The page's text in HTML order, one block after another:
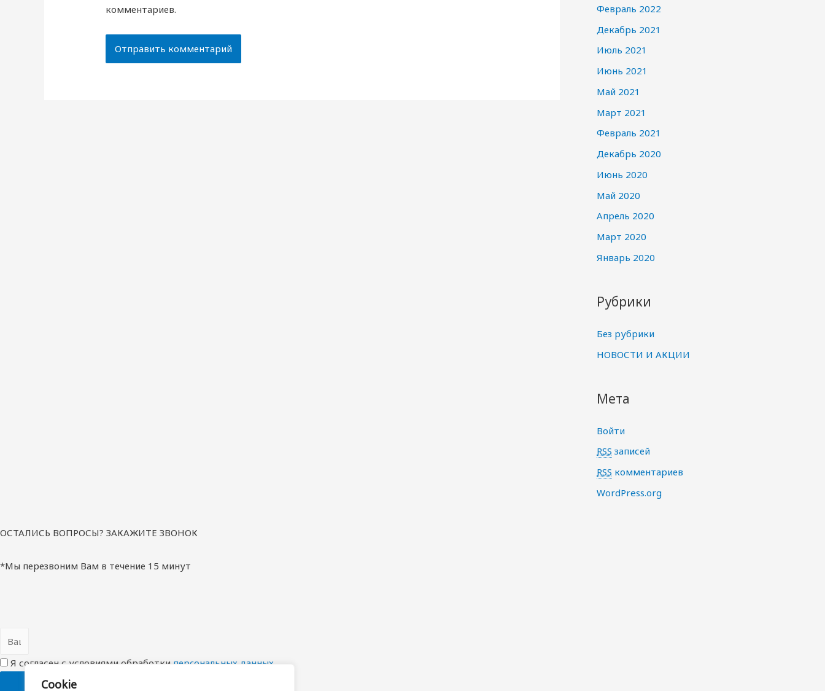
Cookie
комментариев.
Февраль 2022
Декабрь 2021
Июль 2021
Июнь 2021
Май 2021
Март 2021
Февраль 2021
Декабрь 2020
Июнь 2020
Май 2020
Апрель 2020
Март 2020
Январь 2020
Рубрики
Без рубрики
НОВОСТИ И АКЦИИ
Мета
Войти
RSS записей
RSS комментариев
WordPress.org
ОСТАЛИСЬ ВОПРОСЫ? ЗАКАЖИТЕ ЗВОНОК
*Мы перезвоним Вам в течение 15 минут
Я согласен с условиями обработки перcональных данных
ОТПРАВИТЬ ЗАЯВКУ